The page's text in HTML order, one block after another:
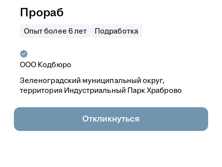
Прораб
Опыт более 6 лет Подработка
ООО Кодбюро
Зеленоградский муниципальный округ,
территория Индустриальный Парк Храброво
Откликнуться